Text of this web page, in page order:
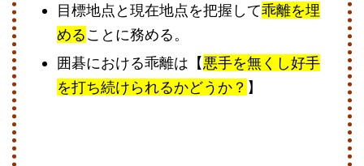
目標地点と現在地点を把握して乖離を埋
めることに務める。
囲碁における乖離は【悪手を無くし好手
を打ち続けられるかどうか？ 】